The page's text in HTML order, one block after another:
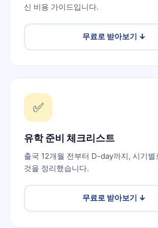
신 비용 가이드입니다.
무료로 받아보기 ↓
✅
유학 준비 체크리스트
출국 12개월 전부터 D-day까지, 시기별
것을 정리했습니다.
무료로 받아보기 ↓